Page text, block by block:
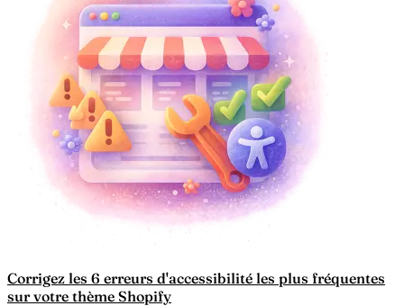
Corrigez les 6 erreurs d'accessibilité les plus fréquentes
sur votre thème Shopify